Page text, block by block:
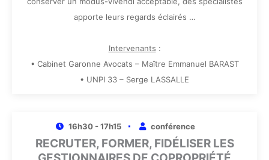
apporte leurs regards éclairés …
Intervenants :
• Cabinet Garonne Avocats – Maître Emmanuel BARAST
• UNPI 33 – Serge LASSALLE
16h30 - 17h15 conférence
RECRUTER, FORMER, FIDÉLISER LES